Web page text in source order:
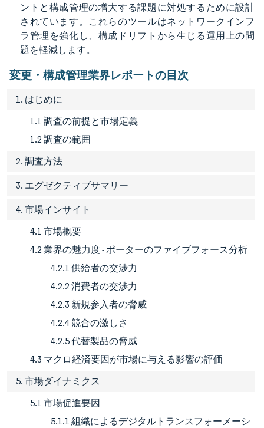
ントと構成管理の増大する課題に対処するために設計
されています。これらのツールはネットワークインフ
ラ管理を強化し、構成ドリフトから生じる運用上の問
題を軽減します。
変更・構成管理業界レポートの目次
1. はじめに
1.1 調査の前提と市場定義
1.2 調査の範囲
2. 調査方法
3. エグゼクティブサマリー
4. 市場インサイト
4.1 市場概要
4.2 業界の魅力度 - ポーターのファイブフォース分析
4.2.1 供給者の交渉力
4.2.2 消費者の交渉力
4.2.3 新規参入者の脅威
4.2.4 競合の激しさ
4.2.5 代替製品の脅威
4.3 マクロ経済要因が市場に与える影響の評価
5. 市場ダイナミクス
5.1 市場促進要因
5.1.1 組織によるデジタルトランスフォーメーシ